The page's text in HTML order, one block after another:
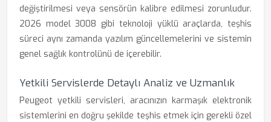
değiştirilmesi veya sensörün kalibre edilmesi zorunludur.
2026 model 3008 gibi teknoloji yüklü araçlarda, teşhis
süreci aynı zamanda yazılım güncellemelerini ve sistemin
genel sağlık kontrolünü de içerebilir.
Yetkili Servislerde Detaylı Analiz ve Uzmanlık
Peugeot yetkili servisleri, aracınızın karmaşık elektronik
sistemlerini en doğru şekilde teşhis etmek için gerekli özel